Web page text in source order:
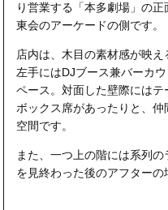
り営業する「本多劇場」の
東会のアーケードの側です。
店内は、木目の素材感が映え
左手にはDJブース兼バーカ
ペース。対面した壁際にはテ
ボックス席があったりと、
空間です。
また、一つ上の階には系列
を見終わった後のアフターの